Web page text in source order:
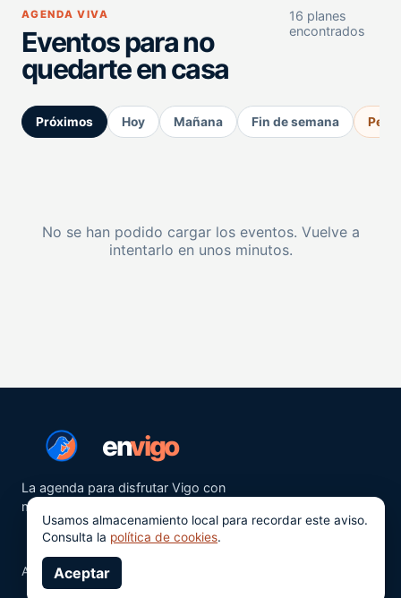
AGENDA VIVA
Eventos para no
quedarte en casa
16 planes
encontrados
Próximos Hoy Mañana Fin de semana
No se han podido cargar los eventos. Vuelve a
intentarlo en unos minutos.
envigo
La agenda para disfrutar Vigo con
más ganas.
Aviso legalPrivacidad
Usamos almacenamiento local para recordar este aviso.
Consulta la política de cookies.
Aceptar